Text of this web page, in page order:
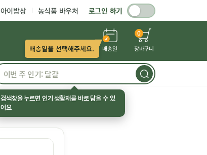
아이밥상 농식품 바우처 로그인 하기
배송일
배송일을 선택해주세요.
0
장바구니
검색창을 누르면 인기 생활재를 바로 담을 수 있
어요